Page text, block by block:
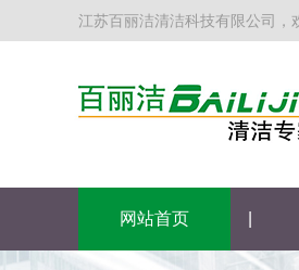
江苏百丽洁清洁科技有限公司，
网站首页